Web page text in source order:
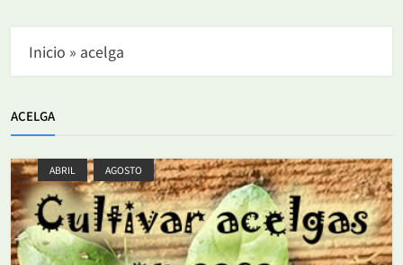
Inicio » acelga
ACELGA
ABRIL AGOSTO